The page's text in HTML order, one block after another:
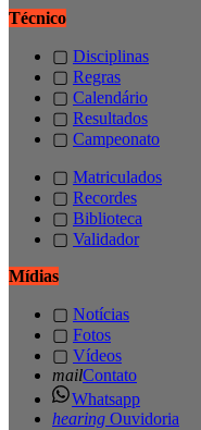
Técnico
▢ Disciplinas
▢ Regras
▢ Calendário
▢ Resultados
▢ Campeonato
▢ Matriculados
▢ Recordes
▢ Biblioteca
▢ Validador
Mídias
▢ Notícias
▢ Fotos
▢ Vídeos
mailContato
Whatsapp
hearing Ouvidoria